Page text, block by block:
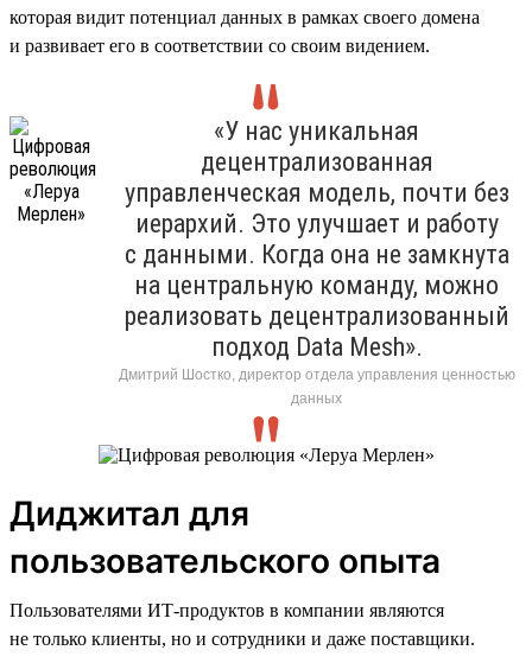
которая видит потенциал данных в рамках своего домена
и развивает его в соответствии со своим видением.
«У нас уникальная
децентрализованная
управленческая модель, почти без
иерархий. Это улучшает и работу
с данными. Когда она не замкнута
на центральную команду, можно
реализовать децентрализованный
подход Data Mesh».
Дмитрий Шостко, директор отдела управления ценностью
данных
Диджитал для
пользовательского опыта
Пользователями ИТ-продуктов в компании являются
не только клиенты, но и сотрудники и даже поставщики.